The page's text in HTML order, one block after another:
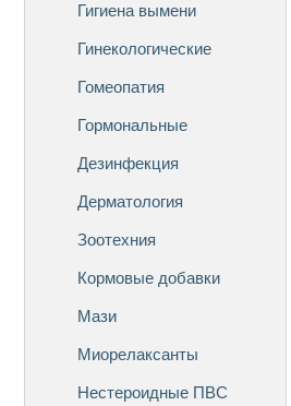
Гигиена вымени
Гинекологические
Гомеопатия
Гормональные
Дезинфекция
Дерматология
Зоотехния
Кормовые добавки
Мази
Миорелаксанты
Нестероидные ПВС